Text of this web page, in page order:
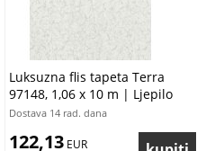
Luksuzna flis tapeta Terra
97148, 1,06 x 10 m | Ljepilo
besplatno
Dostava 14 rad. dana
122,13 EUR